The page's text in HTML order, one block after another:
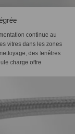
continue au
vitres dans les zones
des fenêtres
charge offre